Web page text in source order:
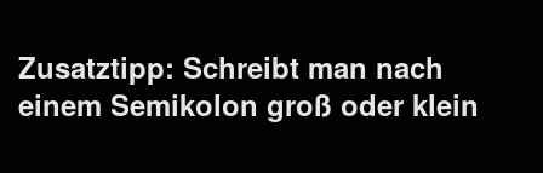
Zusatztipp: Schreibt man nach
einem Semikolon groß oder klein